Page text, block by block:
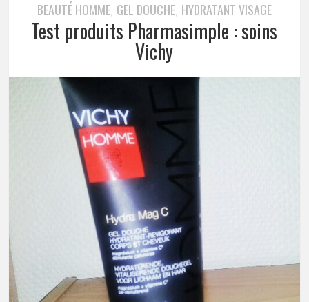
BEAUTÉ HOMME, GEL DOUCHE, HYDRATANT VISAGE
Test produits Pharmasimple : soins
Vichy